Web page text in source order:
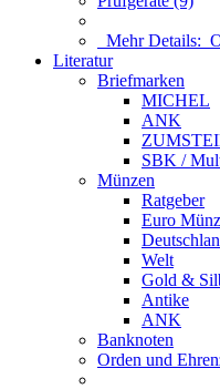
Mehr Details:
Literatur
Briefmarken
MICHEL
ANK
SBK /
Münzen
Ratgeber
Euro
Welt
Gold &
Antike
ANK
Banknoten
Orden und